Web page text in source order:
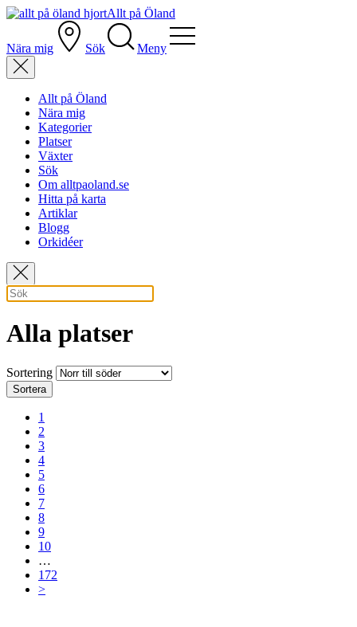
Allt på Öland
Nära mig Sök Meny
Allt på Öland
Nära mig
Kategorier
Platser
Växter
Sök
Om alltpaoland.se
Hitta på karta
Artiklar
Blogg
Orkidéer
Alla platser
Sortering
Sortera
1
2
3
4
5
6
7
8
9
10
…
172
>